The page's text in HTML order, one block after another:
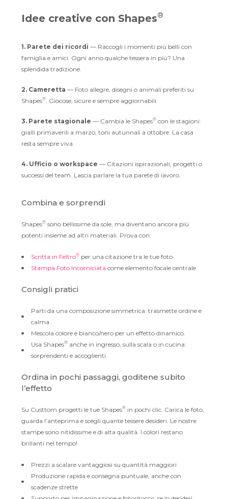
Idee creative con Shapes®
1. Parete dei ricordi — Raccogli i momenti più belli con
famiglia e amici. Ogni anno qualche tessera in più? Una
splendida tradizione.
2. Cameretta — Foto allegre, disegni o animali preferiti su
Shapes®. Giocose, sicure e sempre aggiornabili.
3. Parete stagionale — Cambia le Shapes® con le stagioni:
gialli primaverili a marzo, toni autunnali a ottobre. La casa
resta sempre viva.
4. Ufficio o workspace — Citazioni ispirazionali, progetti o
successi del team. Lascia parlare la tua parete di lavoro.
Combina e sorprendi
Shapes® sono bellissime da sole, ma diventano ancora più
potenti insieme ad altri materiali. Prova con:
Scritta in Feltro® per una citazione tra le tue foto
Stampa Foto Incorniciata come elemento focale centrale
Consigli pratici
Parti da una composizione simmetrica: trasmette ordine e
calma.
Mescola colore e bianco/nero per un effetto dinamico.
Usa Shapes® anche in ingresso, sulla scala o in cucina:
sorprendenti e accoglienti.
Ordina in pochi passaggi, goditene subito
l’effetto
Su Custtom progetti le tue Shapes® in pochi clic. Carica le foto,
guarda l’anteprima e scegli quante tessere desideri. Le nostre
stampe sono nitidissime e di alta qualità. I colori restano
brillanti nel tempo!
Prezzi a scalare vantaggiosi su quantità maggiori
Produzione rapida e consegna puntuale, anche con
scadenze strette